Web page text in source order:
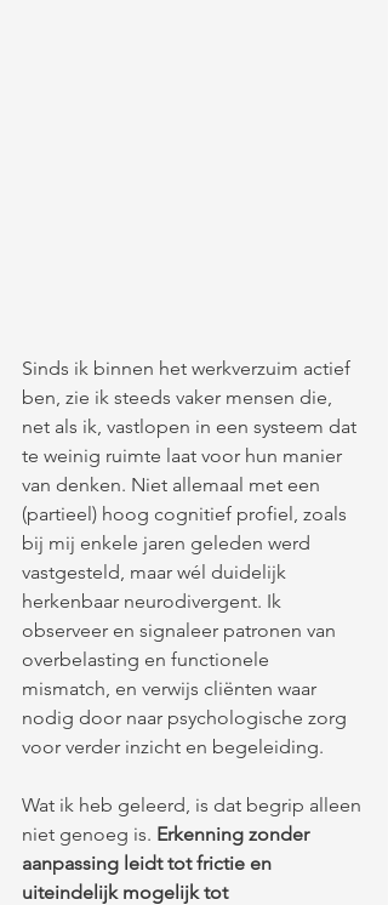
Sinds ik binnen het werkverzuim actief
ben, zie ik steeds vaker mensen die,
net als ik, vastlopen in een systeem dat
te weinig ruimte laat voor hun manier
van denken. Niet allemaal met een
(partieel) hoog cognitief profiel, zoals
bij mij enkele jaren geleden werd
vastgesteld, maar wél duidelijk
herkenbaar neurodivergent. Ik
observeer en signaleer patronen van
overbelasting en functionele
mismatch, en verwijs cliënten waar
nodig door naar psychologische zorg
voor verder inzicht en begeleiding.
Wat ik heb geleerd, is dat begrip alleen
niet genoeg is. Erkenning zonder
aanpassing leidt tot frictie en
uiteindelijk mogelijk tot